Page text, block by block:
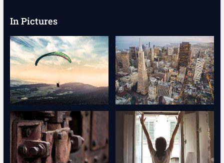
In Pictures